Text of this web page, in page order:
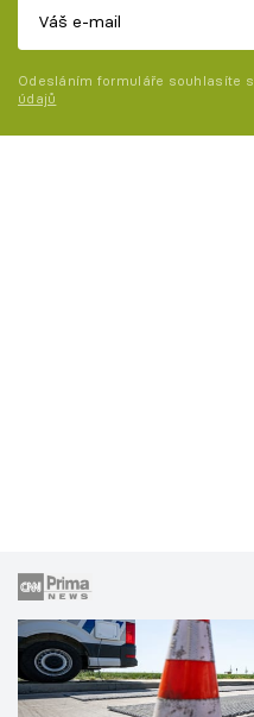
Odesláním formuláře souhlasíte s
údajů